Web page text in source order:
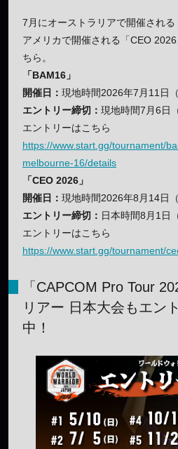
7月にオーストラリアで開催され
アメリカで開催される「CEO
ちら。
「BAM16」
開催日： 現地時間2026年7月11日
エントリー締切： 現地時間7月6日
エントリーはこちら
https://www.start.gg/tournament/
melbourne-16/details
「CEO 2026」
開催日： 現地時間2026年8月14日
エントリー締切： 日本時間8月1日
エントリーはこちら
https://www.start.gg/tournament/
「CAPCOM Pro Tour
リアー 日本大会もエン
中！